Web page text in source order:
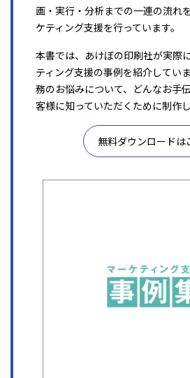
画・実行・分析までの一連の流れ
ケティング支援を行っています。
本書では、あけぼの印刷社が実際
ティング支援の事例を紹介してい
務のお悩みについて、どんなお手
客様に知っていただくために制作し
無料ダウンロードは